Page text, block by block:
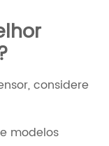
considere
modelos